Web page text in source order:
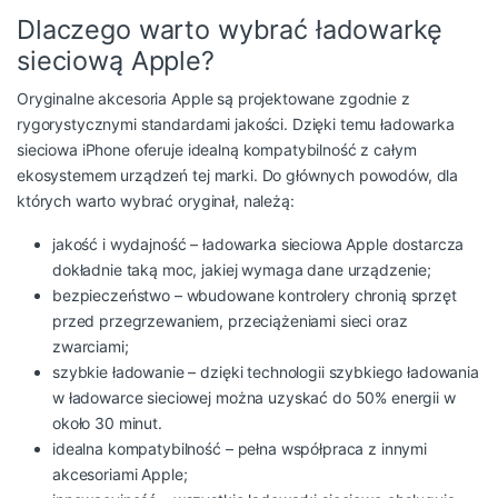
Dlaczego warto wybrać ładowarkę
sieciową Apple?
Oryginalne akcesoria Apple są projektowane zgodnie z
rygorystycznymi standardami jakości. Dzięki temuładowarka
sieciowa iPhoneoferuje idealną kompatybilność z całym
ekosystemem urządzeń tej marki. Do głównych powodów, dla
których warto wybrać oryginał, należą:
jakość i wydajność –ładowarka sieciowa Appledostarcza
dokładnie taką moc, jakiej wymaga dane urządzenie;
bezpieczeństwo – wbudowane kontrolery chronią sprzęt
przed przegrzewaniem, przeciążeniami sieci oraz
zwarciami;
szybkie ładowanie – dzięki technologii szybkiego ładowania
w ładowarce sieciowej można uzyskać do 50% energii w
około 30 minut.
idealna kompatybilność – pełna współpraca z innymi
akcesoriami Apple;